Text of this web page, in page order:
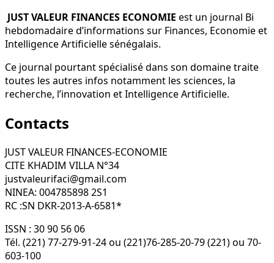
JUST VALEUR FINANCES ECONOMIE est un journal Bi
hebdomadaire d’informations sur Finances, Economie et
Intelligence Artificielle sénégalais.
Ce journal pourtant spécialisé dans son domaine traite
toutes les autres infos notamment les sciences, la
recherche, l’innovation et Intelligence Artificielle.
Contacts
JUST VALEUR FINANCES-ECONOMIE
CITE KHADIM VILLA N°34
justvaleurifaci@gmail.com
NINEA: 004785898 2S1
RC :SN DKR-2013-A-6581*
ISSN : 30 90 56 06
Tél. (221) 77-279-91-24 ou (221)76-285-20-79 (221) ou 70-
603-100